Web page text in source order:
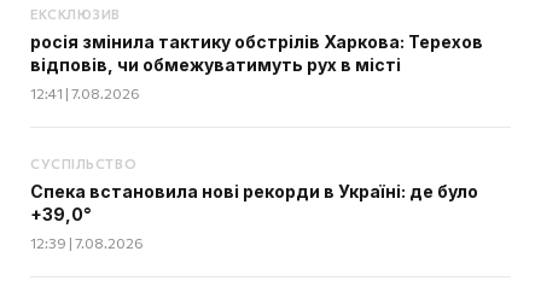
ЕКСКЛЮЗИВ
росія змінила тактику обстрілів Харкова: Терехов
відповів, чи обмежуватимуть рух в місті
12:41 | 7.08.2026
СУСПІЛЬСТВО
Спека встановила нові рекорди в Україні: де було
+39,0°
12:39 | 7.08.2026